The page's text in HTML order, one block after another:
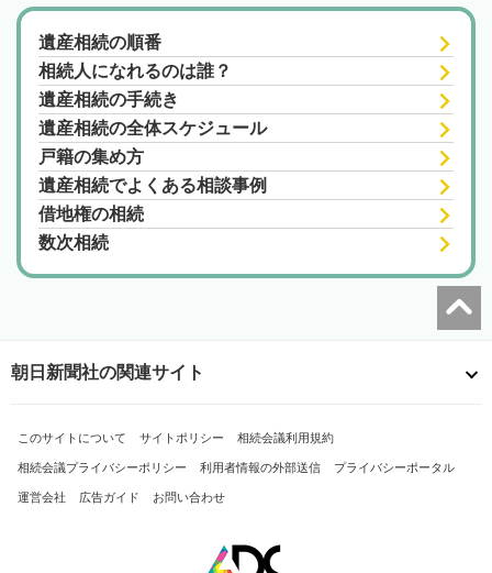
遺産相続の順番
相続人になれるのは誰？
遺産相続の手続き
遺産相続の全体スケジュール
戸籍の集め方
遺産相続でよくある相談事例
借地権の相続
数次相続
朝日新聞社の関連サイト
このサイトについて サイトポリシー 相続会議利用規約
相続会議プライバシーポリシー 利用者情報の外部送信 プライバシーポータル
運営会社 広告ガイド お問い合わせ